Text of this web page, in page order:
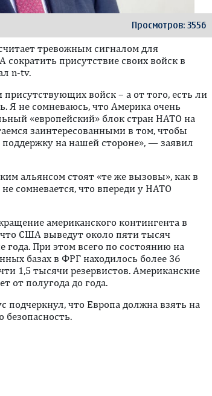
Просмотров: 3556
тревожным сигналом для
присутствие своих войск в
n-tv.
войск – а от того, есть ли
Я не сомневаюсь, что Америка очень
«европейский» блок стран НАТО на
заинтересованными в том, чтобы
на нашей стороне», — заявил
альянсом стоят «те же вызовы», как в
сомневается, что впереди у НАТО
американского контингента в
что США выведут около пяти тысяч
При этом всего по состоянию на
базах в ФРГ находилось более 36
1,5 тысячи резервистов. Американские
от полугода до года.
что Европа должна взять на
безопасность.